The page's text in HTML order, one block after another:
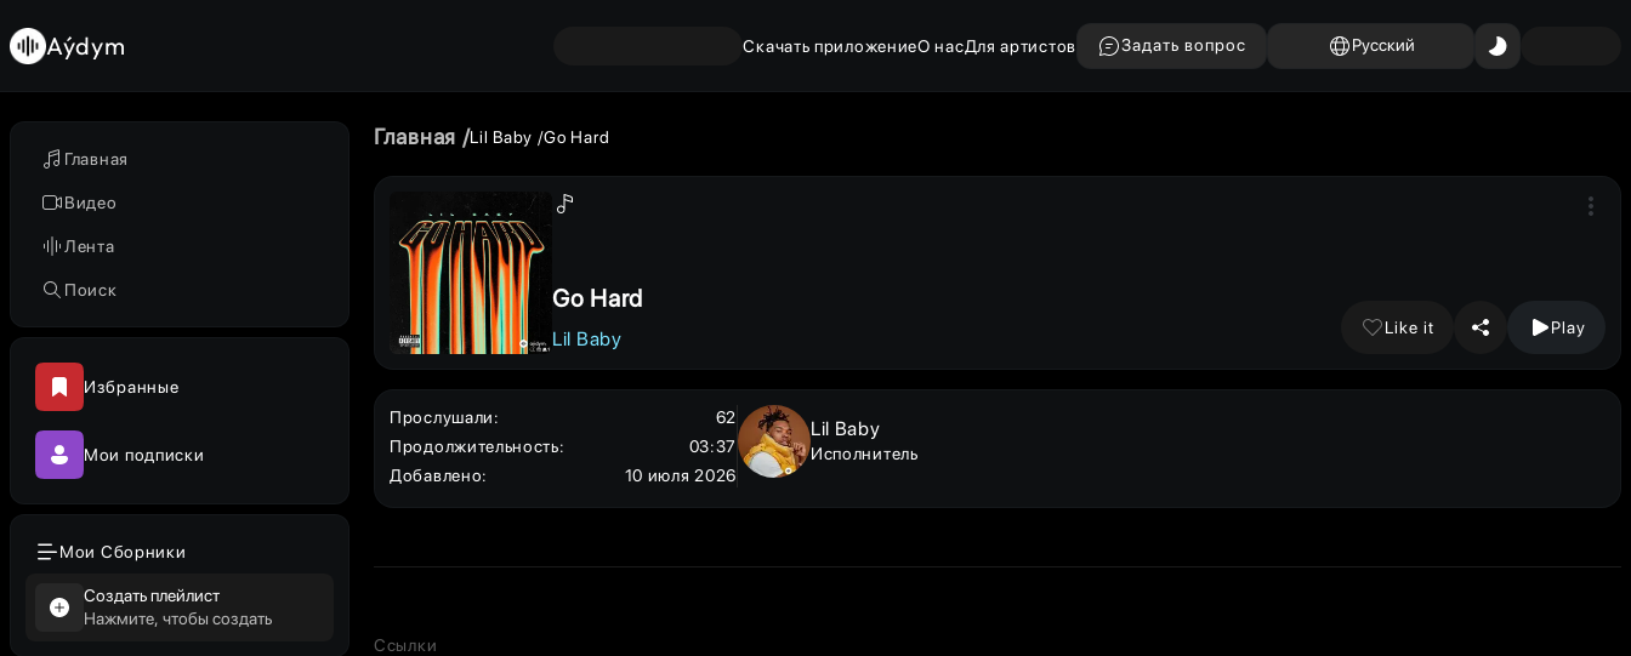
Главная
Видео
Лента
Поиск
Избранные
Мои подписки
Мои Сборники
Создать плейлист
Нажмите, чтобы создать
Aýdym Скачать приложениеО насДля артистов Задать вопрос Русский
Главная Lil Baby Go Hard
Go Hard
Lil Baby
Like it Play
Прослушали:
62
Продолжительность:
03:37
Добавлено: 10 июля 2026
Lil Baby
Исполнитель
Ссылки